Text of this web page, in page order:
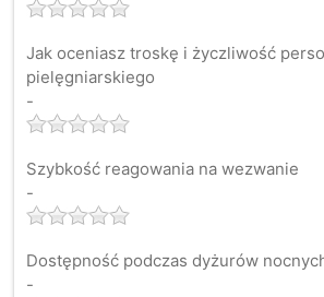
Jak oceniasz troskę i życzliwość
pielęgniarskiego
-
Szybkość reagowania na wezwanie
-
Dostępność podczas dyżurów
-